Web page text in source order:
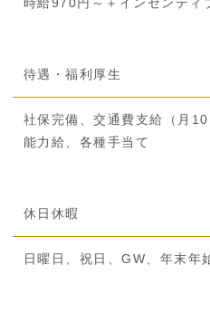
待遇・福利厚生
社保完備、交通費支給（月
能力給、各種手当て
休日休暇
日曜日、祝日、GW、年末年